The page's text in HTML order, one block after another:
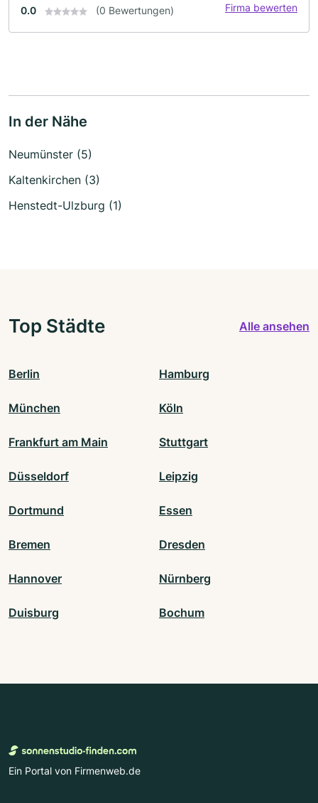
0.0 (0 Bewertungen) Firma bewerten
In der Nähe
Neumünster (5)
Kaltenkirchen (3)
Henstedt-Ulzburg (1)
Top Städte Alle ansehen
Berlin Hamburg
München Köln
Frankfurt am Main Stuttgart
Düsseldorf Leipzig
Dortmund Essen
Bremen Dresden
Hannover Nürnberg
Duisburg Bochum
Ein Portal von Firmenweb.de